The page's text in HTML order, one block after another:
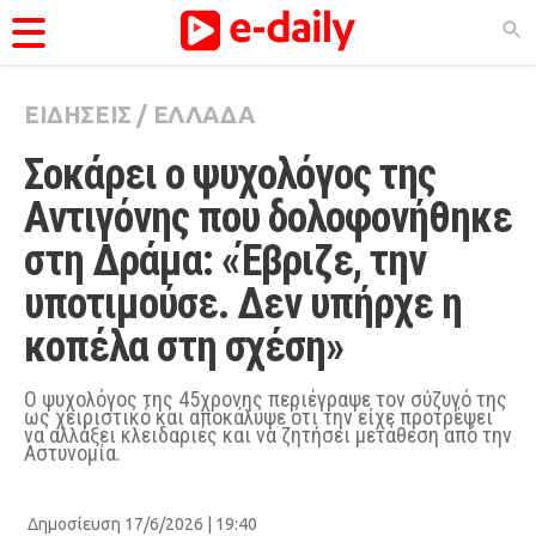
ΚΑΤΗΓΟΡΊΕΣ
Ειδήσεις
Θέματα
Videos
Podcasts
Viral
Life
City Guide
ΕΙΔΗΣΕΙΣ / ΕΛΛΑΔΑ
Σοκάρει ο ψυχολόγος της
Αντιγόνης που δολοφονήθηκε
στη Δράμα: «Έβριζε, την
υποτιμούσε. Δεν υπήρχε η
κοπέλα στη σχέση»
Ο ψυχολόγος της 45χρονης περιέγραψε τον σύζυγό της
ως χειριστικό και αποκάλυψε ότι την είχε προτρέψει
να αλλάξει κλειδαριές και να ζητήσει μετάθεση από την
Αστυνομία.
Δημοσίευση 17/6/2026 | 19:40